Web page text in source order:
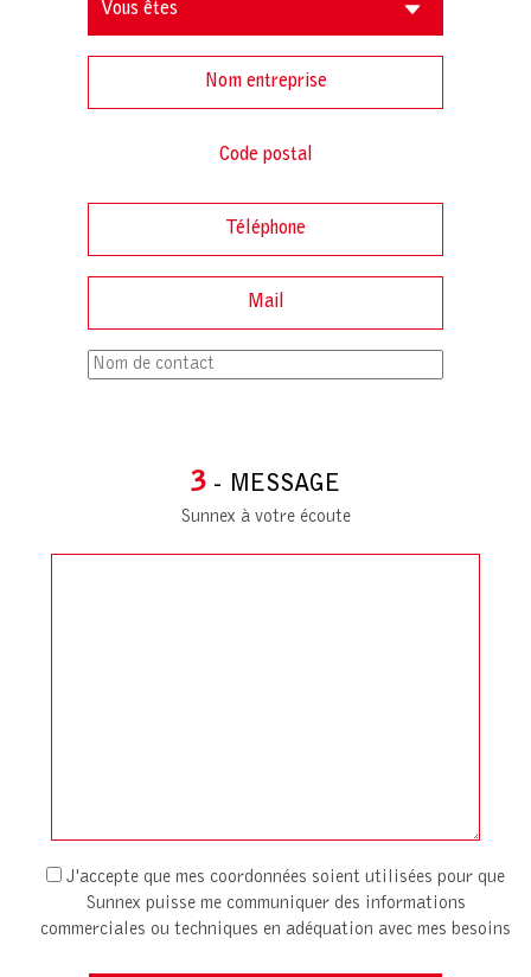
3 - MESSAGE
Sunnex à votre écoute
J'accepte que mes coordonnées soient utilisées pour que
Sunnex puisse me communiquer des informations
commerciales ou techniques en adéquation avec mes besoins